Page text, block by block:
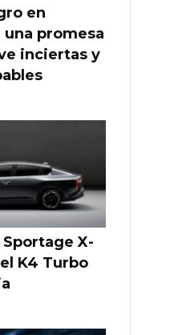
en
promesa
inciertas y
Sportage X-
K4 Turbo